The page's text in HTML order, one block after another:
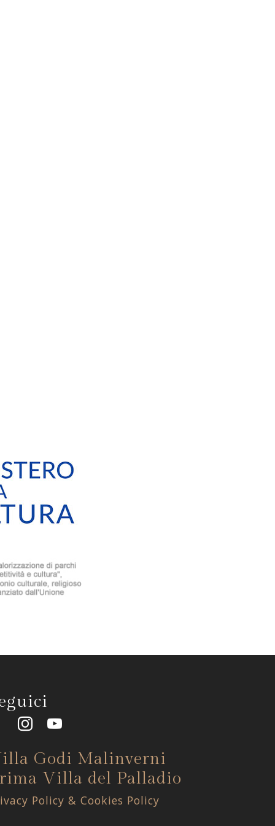
Godi Malinverni
Villa del Palladio
Policy & Cookies Policy